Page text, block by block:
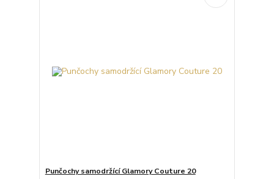
Punčochy samodržící Glamory Couture 20